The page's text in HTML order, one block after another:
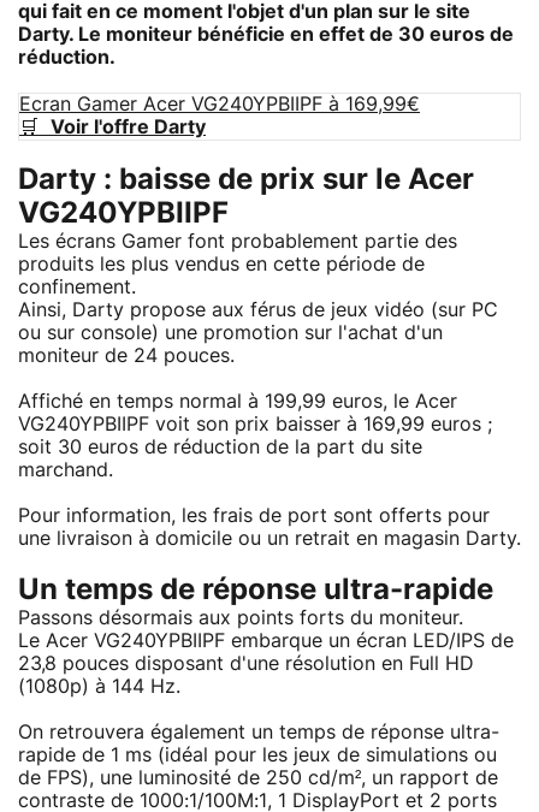
qui fait en ce moment l'objet d'un plan sur le site
Darty. Le moniteur bénéficie en effet de 30 euros de
réduction.
Ecran Gamer Acer VG240YPBIIPF à 169,99€
🛒 Voir l'offre Darty
Darty : baisse de prix sur le Acer
VG240YPBIIPF
Les écrans Gamer font probablement partie des
produits les plus vendus en cette période de
confinement.
Ainsi, Darty propose aux férus de jeux vidéo (sur PC
ou sur console) une promotion sur l'achat d'un
moniteur de 24 pouces.
Affiché en temps normal à 199,99 euros, le Acer
VG240YPBIIPF voit son prix baisser à 169,99 euros ;
soit 30 euros de réduction de la part du site
marchand.
Pour information, les frais de port sont offerts pour
une livraison à domicile ou un retrait en magasin Darty.
Un temps de réponse ultra-rapide
Passons désormais aux points forts du moniteur.
Le Acer VG240YPBIIPF embarque un écran LED/IPS de
23,8 pouces disposant d'une résolution en Full HD
(1080p) à 144 Hz.
On retrouvera également un temps de réponse ultra-
rapide de 1 ms (idéal pour les jeux de simulations ou
de FPS), une luminosité de 250 cd/m², un rapport de
contraste de 1000:1/100M:1, 1 DisplayPort et 2 ports